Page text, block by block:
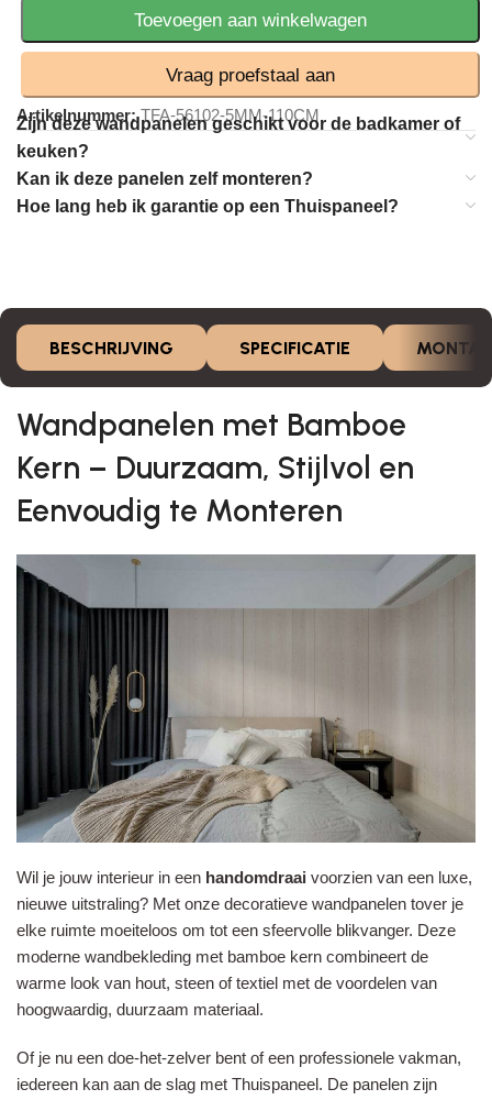
Toevoegen aan winkelwagen
Vraag proefstaal aan
Artikelnummer:TFA-56102-5MM-110CM
Zijn deze wandpanelen geschikt voor de badkamer of
keuken?
Kan ik deze panelen zelf monteren?
Hoe lang heb ik garantie op een Thuispaneel?
BESCHRIJVING SPECIFICATIE
Wandpanelen met Bamboe
Kern – Duurzaam, Stijlvol en
Eenvoudig te Monteren
Wil je jouw interieur in een handomdraai voorzien van een luxe,
nieuwe uitstraling? Met onze decoratieve wandpanelen tover je
elke ruimte moeiteloos om tot een sfeervolle blikvanger. Deze
moderne wandbekleding met bamboe kern combineert de
warme look van hout, steen of textiel met de voordelen van
hoogwaardig, duurzaam materiaal.
Of je nu een doe-het-zelver bent of een professionele vakman,
iedereen kan aan de slag met Thuispaneel. De panelen zijn